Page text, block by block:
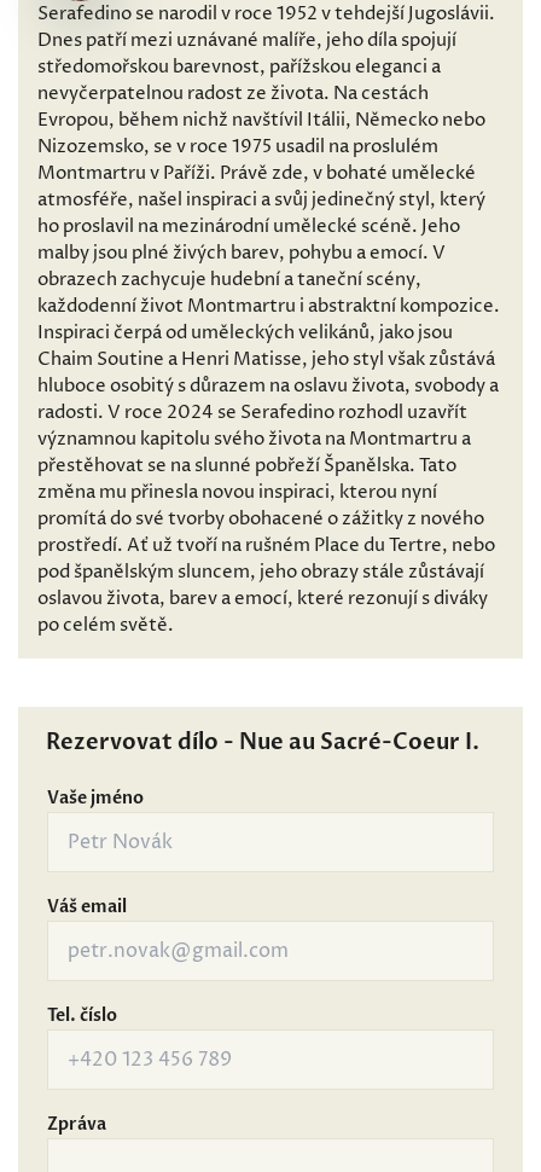
Serafedino se narodil v roce 1952 v tehdejší Jugoslávii.
Dnes patří mezi uznávané malíře, jeho díla spojují
středomořskou barevnost, pařížskou eleganci a
nevyčerpatelnou radost ze života. Na cestách
Evropou, během nichž navštívil Itálii, Německo nebo
Nizozemsko, se v roce 1975 usadil na proslulém
Montmartru v Paříži. Právě zde, v bohaté umělecké
atmosféře, našel inspiraci a svůj jedinečný styl, který
ho proslavil na mezinárodní umělecké scéně. Jeho
malby jsou plné živých barev, pohybu a emocí. V
obrazech zachycuje hudební a taneční scény,
každodenní život Montmartru i abstraktní kompozice.
Inspiraci čerpá od uměleckých velikánů, jako jsou
Chaim Soutine a Henri Matisse, jeho styl však zůstává
hluboce osobitý s důrazem na oslavu života, svobody a
radosti. V roce 2024 se Serafedino rozhodl uzavřít
významnou kapitolu svého života na Montmartru a
přestěhovat se na slunné pobřeží Španělska. Tato
změna mu přinesla novou inspiraci, kterou nyní
promítá do své tvorby obohacené o zážitky z nového
prostředí. Ať už tvoří na rušném Place du Tertre, nebo
pod španělským sluncem, jeho obrazy stále zůstávají
oslavou života, barev a emocí, které rezonují s diváky
po celém světě.
Rezervovat dílo - Nue au Sacré-Coeur I.
Vaše jméno
Váš email
Tel. číslo
Zpráva